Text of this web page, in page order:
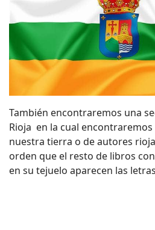
También encontraremos una
Rioja en la cual
nuestra tierra o de autores
orden que el resto de libros
en su tejuelo aparecen las letras